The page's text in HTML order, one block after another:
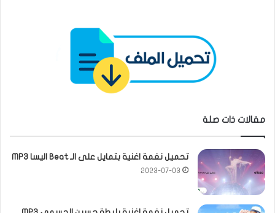
مقالات ذات صلة
تحميل نغمة اغنية بتمايل على الـ Beat اليسا MP3
2023-07-03